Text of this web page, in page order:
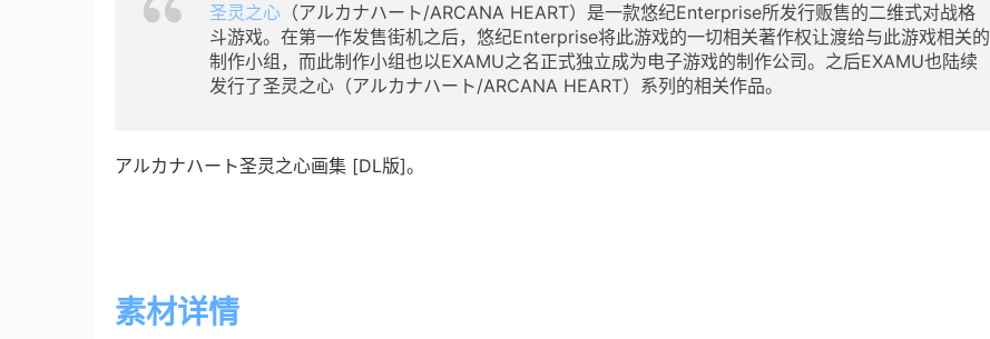
圣灵之心 （アルカナハート/ARCANA HEART）是一款悠纪Enterprise所发行贩售的二维式对战格
斗游戏。在第一作发售街机之后，悠纪Enterprise将此游戏的一切相关著作权让渡给与此游戏相关的
制作小组，而此制作小组也以EXAMU之名正式独立成为电子游戏的制作公司。之后EXAMU也陆续
发行了圣灵之心（アルカナハート/ARCANA HEART）系列的相关作品。
アルカナハート圣灵之心画集 [DL版]。
素材详情